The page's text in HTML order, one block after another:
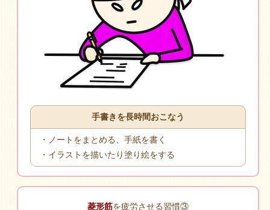
手書きを長時間おこなう
・ノートをまとめる、手紙を書く
・イラストを描いたり塗り絵をする
菱形筋を疲労させる習慣③